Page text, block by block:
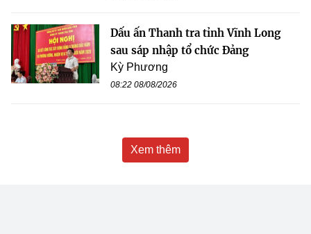
Dấu ấn Thanh tra tỉnh Vĩnh Long
sau sáp nhập tổ chức Đảng
Kỳ Phương
08:22 08/08/2026
Xem thêm